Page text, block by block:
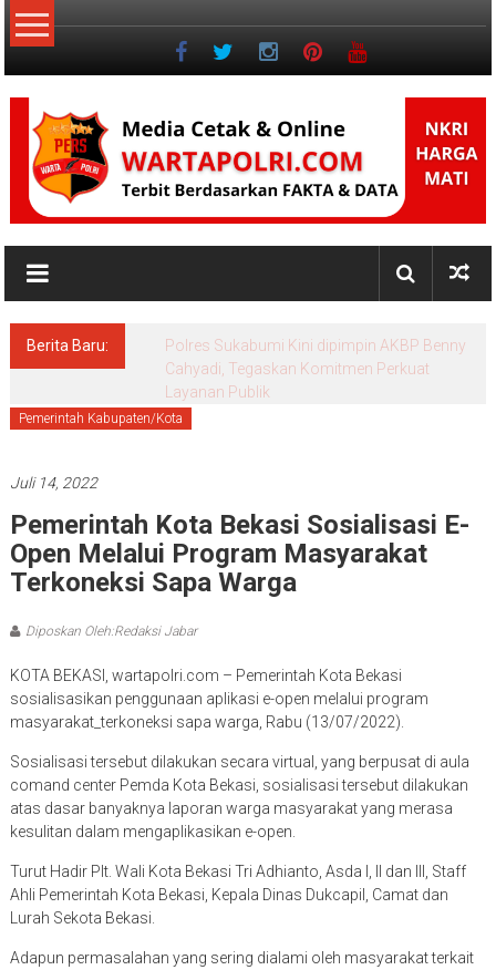
Lompat
ke
NKRI
Jurnalisme
Berita Baru:
Polres Sukabumi Kini dipimpin AKBP Benny
Cahyadi, Tegaskan Komitmen Perkuat
Layanan Publik
Pemerintah Kabupaten/Kota
Juli 14, 2022
Pemerintah Kota Bekasi Sosialisasi E-
Open Melalui Program Masyarakat
Terkoneksi Sapa Warga
Diposkan Oleh:Redaksi Jabar
KOTA BEKASI, wartapolri.com – Pemerintah Kota Bekasi
sosialisasikan penggunaan aplikasi e-open melalui program
masyarakat_terkoneksi sapa warga, Rabu (13/07/2022).
Sosialisasi tersebut dilakukan secara virtual, yang berpusat di aula
comand center Pemda Kota Bekasi, sosialisasi tersebut dilakukan
atas dasar banyaknya laporan warga masyarakat yang merasa
kesulitan dalam mengaplikasikan e-open.
Turut Hadir Plt. Wali Kota Bekasi Tri Adhianto, Asda I, II dan III, Staff
Ahli Pemerintah Kota Bekasi, Kepala Dinas Dukcapil, Camat dan
Lurah Sekota Bekasi.
Adapun permasalahan yang sering dialami oleh masyarakat terkait